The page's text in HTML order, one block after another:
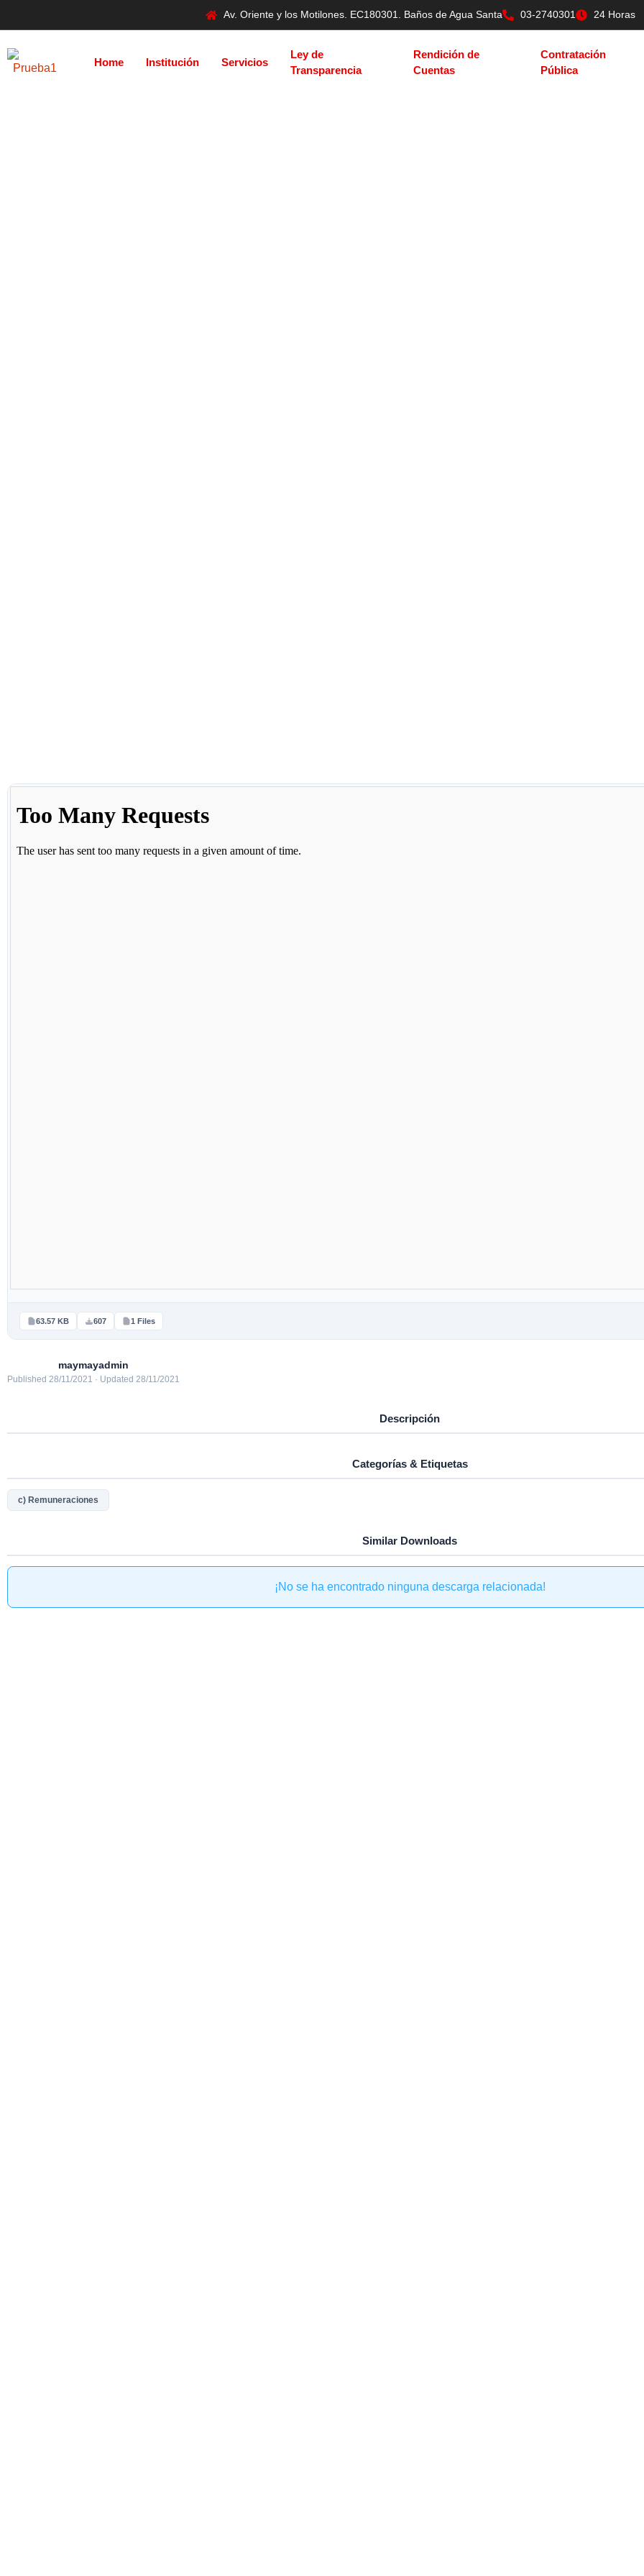
Av. Oriente y los Motilones. EC180301. Baños de Agua Santa 03-2740301 24 Horas
Home Institución Servicios
Ley de
Transparencia
Rendición de
Cuentas
Contratación
Pública
63.57 KB 607 1 Files
maymayadmin
Published 28/11/2021 · Updated 28/11/2021
Descripción
Categorías & Etiquetas
c) Remuneraciones
Similar Downloads
¡No se ha encontrado ninguna descarga relacionada!